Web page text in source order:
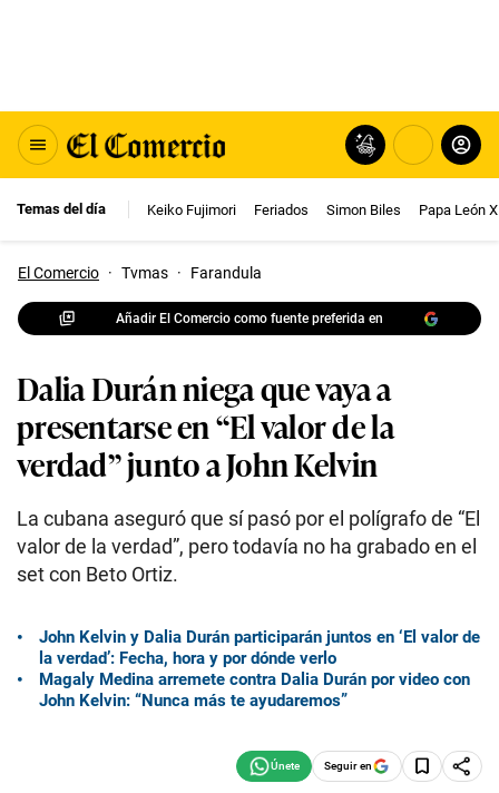
Temas del día Keiko Fujimori Feriados Simon Biles Papa León
El Comercio · Tvmas · Farandula
Añadir El Comercio como fuente preferida en
Dalia Durán niega que vaya a
presentarse en “El valor de la
verdad” junto a John Kelvin
La cubana aseguró que sí pasó por el polígrafo de “El
valor de la verdad”, pero todavía no ha grabado en el
set con Beto Ortiz.
John Kelvin y Dalia Durán participarán juntos en ‘El valor de
la verdad’: Fecha, hora y por dónde verlo
Magaly Medina arremete contra Dalia Durán por video con
John Kelvin: “Nunca más te ayudaremos”
Seguir en